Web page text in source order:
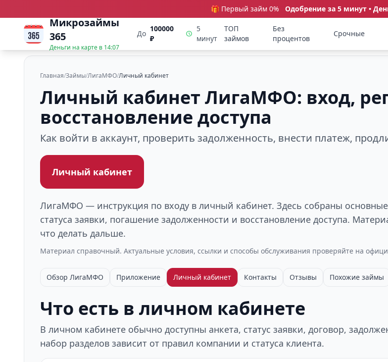
🎁 Первый займ 0% Одобрение за 5 минут •
Микрозаймы
365
Деньги на карте в 14:07
До
100000
₽
5
минут
ТОП
займов
Без
процентов
Срочные
Главная/Займы/ЛигаМФО/Личный кабинет
Личный кабинет ЛигаМФО: вход,
восстановление доступа
Как войти в аккаунт, проверить задолженность, внести платеж,
Личный кабинет
ЛигаМФО — инструкция по входу в личный кабинет. Здесь собраны
статуса заявки, погашение задолженности и восстановление доступа.
что делать дальше.
Материал справочный. Актуальные условия, ссылки и способы обслуживания проверяйте на
Обзор ЛигаМФО Приложение Личный кабинет Контакты Отзывы Похожие займы
Что есть в личном кабинете
В личном кабинете обычно доступны анкета, статус заявки, договор,
набор разделов зависит от правил компании и статуса клиента.